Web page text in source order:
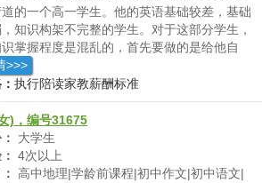
的一个高一学生。他的英语基础较差，基础
知识构架不完整的学生。对于这部分学生，
掌握程度是混乱的，首先要做的是给他自
一切知识都是有规律可循的，前后知识点是有
。建立好这样的联系才能建立完整构架的知
章的知识点结构；在做好知识网的构建后，
巩固这些基础知识，做到基础的完全明白。
>>>
执行陪读家教薪酬标准
)，编号31675
大学生
4次以上
高中地理|学龄前课程|初中作文|初中语文|